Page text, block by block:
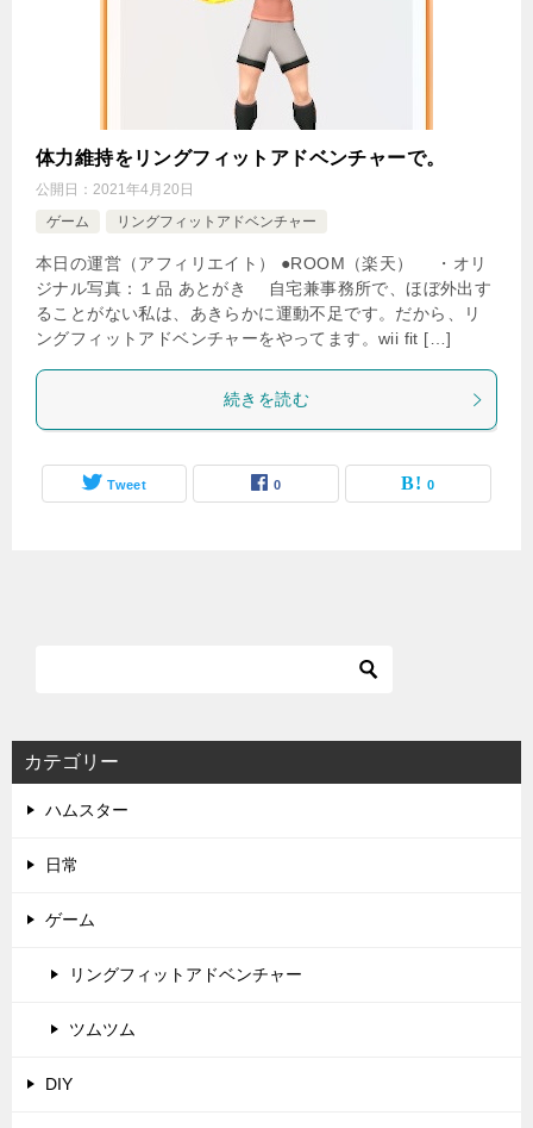
体力維持をリングフィットアドベンチャーで。
公開日： 2021年4月20日
ゲーム
リングフィットアドベンチャー
本日の運営（アフィリエイト） ●ROOM（楽天） ・オリ
ジナル写真：１品 あとがき 自宅兼事務所で、ほぼ外出す
ることがない私は、あきらかに運動不足です。だから、リ
ングフィットアドベンチャーをやってます。wii fit […]
続きを読む
Tweet 0 0
カテゴリー
ハムスター
日常
ゲーム
リングフィットアドベンチャー
ツムツム
DIY